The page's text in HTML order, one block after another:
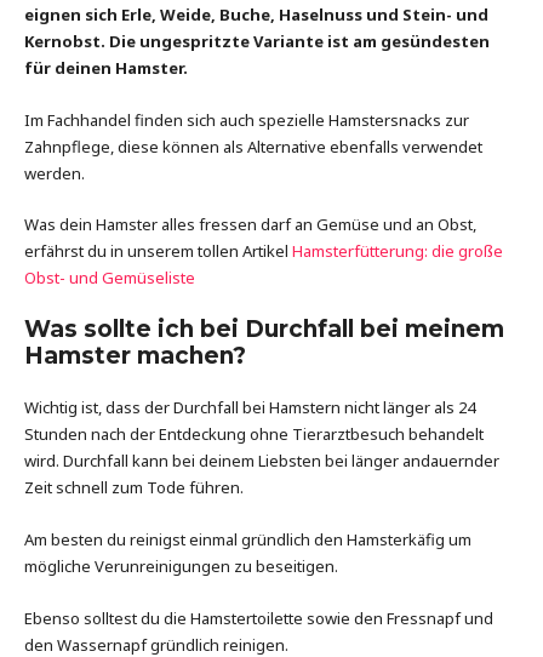
eignen sich Erle, Weide, Buche, Haselnuss und Stein- und
Kernobst. Die ungespritzte Variante ist am gesündesten
für deinen Hamster.
Im Fachhandel finden sich auch spezielle Hamstersnacks zur
Zahnpflege, diese können als Alternative ebenfalls verwendet
werden.
Was dein Hamster alles fressen darf an Gemüse und an Obst,
erfährst du in unserem tollen Artikel Hamsterfütterung: die große
Obst- und Gemüseliste
Was sollte ich bei Durchfall bei meinem
Hamster machen?
Wichtig ist, dass der Durchfall bei Hamstern nicht länger als 24
Stunden nach der Entdeckung ohne Tierarztbesuch behandelt
wird. Durchfall kann bei deinem Liebsten bei länger andauernder
Zeit schnell zum Tode führen.
Am besten du reinigst einmal gründlich den Hamsterkäfig um
mögliche Verunreinigungen zu beseitigen.
Ebenso solltest du die Hamstertoilette sowie den Fressnapf und
den Wassernapf gründlich reinigen.